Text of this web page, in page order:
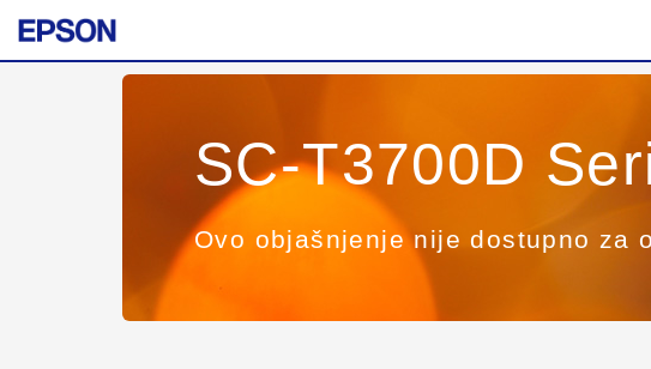
SC-T3700D
Ovo objašnjenje nije dostupno za